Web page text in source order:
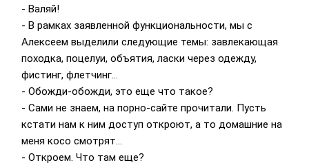
- Валяй!
- В рамках заявленной функциональности, мы с
Алексеем выделили следующие темы: завлекающая
походка, поцелуи, объятия, ласки через одежду,
фистинг, флетчинг...
- Обожди-обожди, это еще что такое?
- Сами не знаем, на порно-сайте прочитали. Пусть
кстати нам к ним доступ откроют, а то домашние на
меня косо смотрят...
- Откроем. Что там еще?